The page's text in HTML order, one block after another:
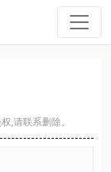
,请联系删除。